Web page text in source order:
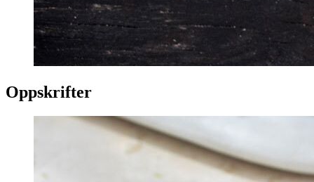
Oppskrifter